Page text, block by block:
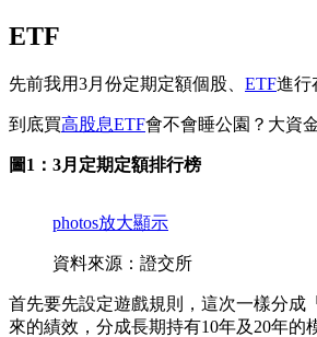
ETF
先前我用3月份定期定額個股、 ETF進行
到底買高股息ETF會不會睡公園？大資
圖1：3月定期定額排行榜
photos放大顯示
資料來源：證交所
首先要先設定遊戲規則，這次一樣分成
來的績效，分成長期持有10年及20年的